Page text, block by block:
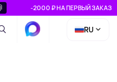
-2000 ₽ НА ПЕРВЫЙ ЗАКАЗ
RU